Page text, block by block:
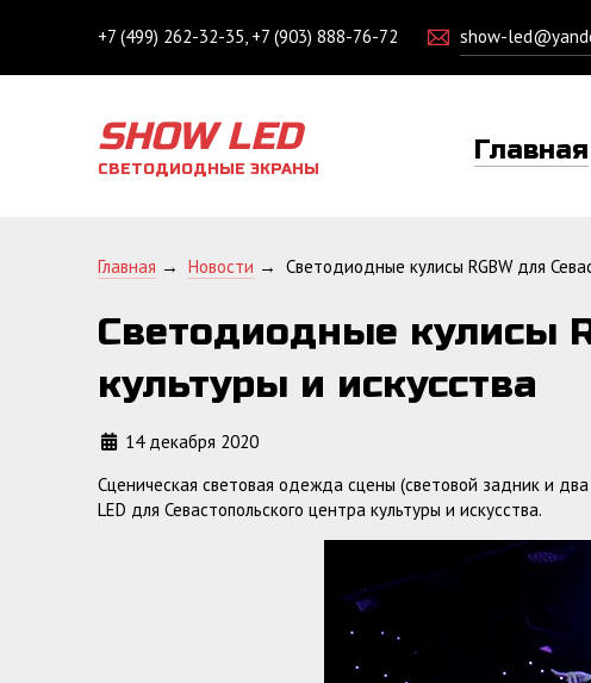
+7 (499) 262-32-35, +7 (903) 888-76-72 show-
SHOW LED
СВЕТОДИОДНЫЕ ЭКРАНЫ
Главная
Главная → Новости → Светодиодные кулисы RGBW для
Светодиодные кулисы
культуры и искусства
14 декабря 2020
Сценическая световая одежда сцены (световой задник и
LED для Севастопольского центра культуры и искусства.